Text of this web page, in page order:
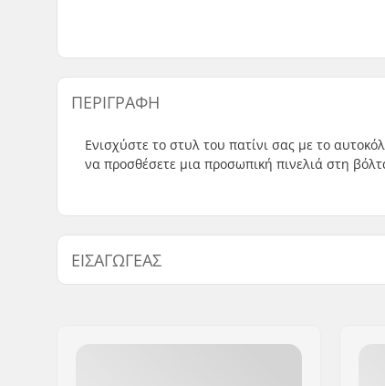
ΠΕΡΙΓΡΑΦΉ
Ενισχύστε το στυλ του πατίνι σας με το
να προσθέσετε μια προσωπική πινελιά στη
ΕΙΣΑΓΩΓΈΑΣ